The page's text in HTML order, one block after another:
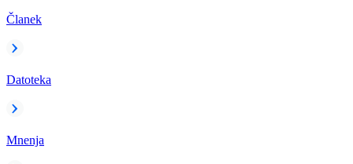
Članek
Datoteka
Mnenja